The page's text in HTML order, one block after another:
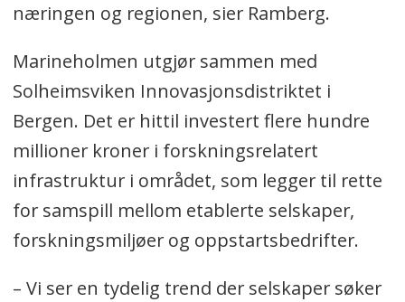
næringen og regionen, sier Ramberg.
Marineholmen utgjør sammen med
Solheimsviken Innovasjonsdistriktet i
Bergen. Det er hittil investert flere hundre
millioner kroner i forskningsrelatert
infrastruktur i området, som legger til rette
for samspill mellom etablerte selskaper,
forskningsmiljøer og oppstartsbedrifter.
– Vi ser en tydelig trend der selskaper søker